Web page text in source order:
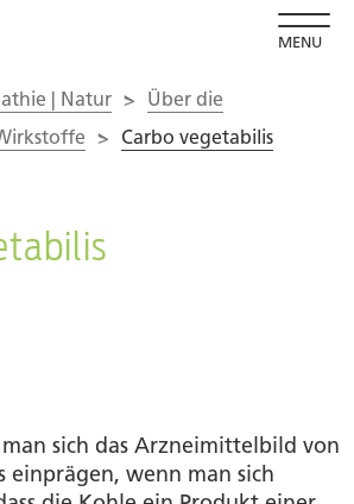
MENU
| Natur >
Über die
> Carbo vegetabilis
sich das Arzneimittelbild von
einprägen, wenn man sich